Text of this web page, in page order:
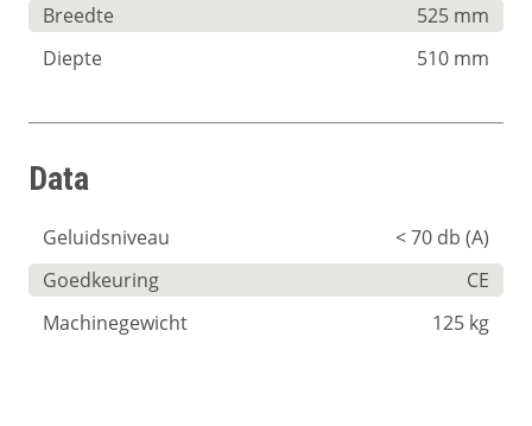
Breedte
525 mm
Diepte
510 mm
Data
Geluidsniveau
< 70 db (A)
Goedkeuring
CE
Machinegewicht
125 kg